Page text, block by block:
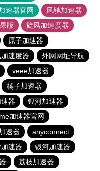
速器官网
风驰加速器
版
旋风加速度器
原子加速器
速度器
外网网址导航
veee加速器
橘子加速器
器
银河加速器
加速器官网
速器
anyconnect
速器
银河加速器
荔枝加速器